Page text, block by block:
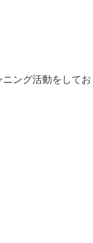
ング活動をして